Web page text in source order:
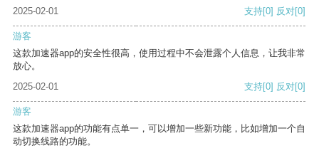
2025-02-01
支持[0] 反对[0]
游客
这款加速器app的安全性很高，使用过程中不会泄露个人信息，让我非常
放心。
2025-02-01
支持[0] 反对[0]
游客
这款加速器app的功能有点单一，可以增加一些新功能，比如增加一个自
动切换线路的功能。